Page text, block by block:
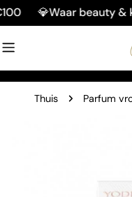
Doorgaan
naar
artikel
💎Waar beauty &
Thuis Parfum